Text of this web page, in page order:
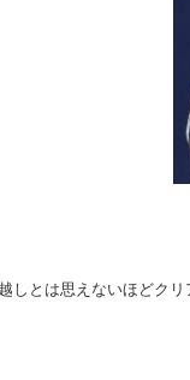
しとは思えないほどク